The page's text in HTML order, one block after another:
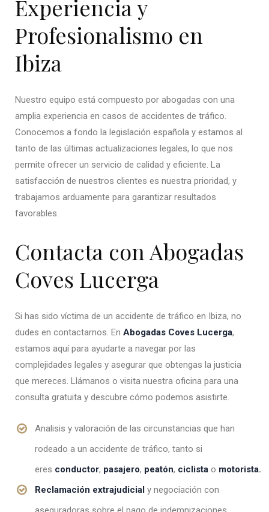
Experiencia y
Profesionalismo en
Ibiza
Nuestro equipo está compuesto por abogadas con una
amplia experiencia en casos de accidentes de tráfico.
Conocemos a fondo la legislación española y estamos al
tanto de las últimas actualizaciones legales, lo que nos
permite ofrecer un servicio de calidad y eficiente. La
satisfacción de nuestros clientes es nuestra prioridad, y
trabajamos arduamente para garantizar resultados
favorables.
Contacta con Abogadas
Coves Lucerga
Si has sido víctima de un accidente de tráfico en Ibiza, no
dudes en contactarnos. En Abogadas Coves Lucerga,
estamos aquí para ayudarte a navegar por las
complejidades legales y asegurar que obtengas la justicia
que mereces. Llámanos o visita nuestra oficina para una
consulta gratuita y descubre cómo podemos asistirte.
Analisis y valoración de las circunstancias que han
rodeado a un accidente de tráfico, tanto si
eres conductor, pasajero, peatón, ciclista o motorista.
Reclamación extrajudicial y negociación con